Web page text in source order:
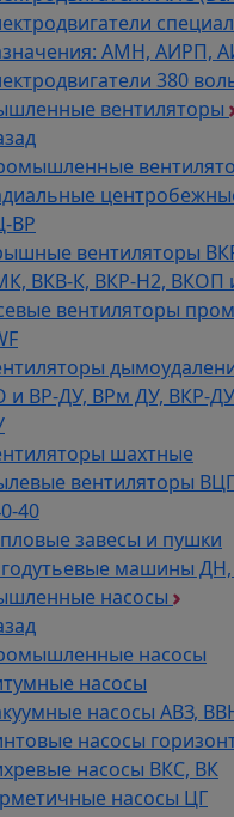
АМН, АИРП,
380
вентиляторы
ВР
вентиляторы
ВКВ-К, ВКР-Н2, ВКОП
вентиляторы
и ВР-ДУ, ВРм ДУ, ВКР-
шахтные
вентиляторы
40
завесы и пушки
машины
насосы
насосы
насосы
насосы АВЗ,
насосы
насосы ВКС, ВК
насосы ЦГ